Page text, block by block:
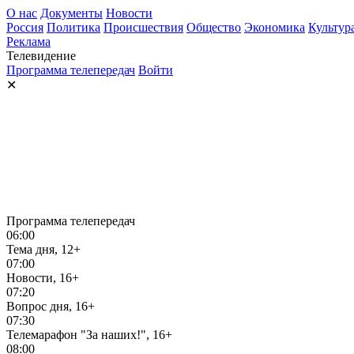
О нас Документы Новости
Россия Политика Происшествия Общество Экономика
Реклама
Телевидение
Программа телепередач Войти
✕
Программа телепередач
06:00
Тема дня, 12+
07:00
Новости, 16+
07:20
Вопрос дня, 16+
07:30
Телемарафон "За наших!", 16+
08:00